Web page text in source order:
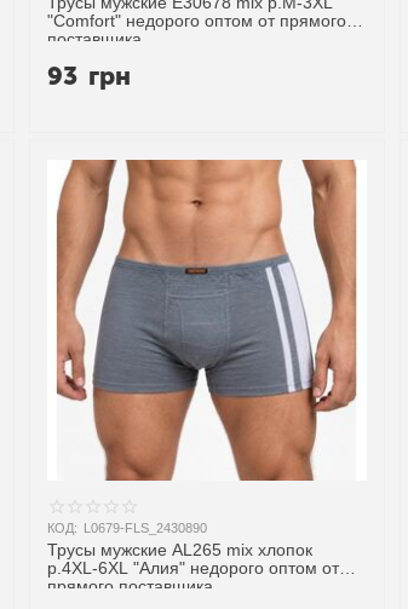
"Comfort" недорого оптом от прямого
поставщика
93 грн
КОД: L0679-FLS_2430890
Трусы мужские AL265 mix хлопок
р.4XL-6XL "Алия" недорого оптом от
прямого поставщика